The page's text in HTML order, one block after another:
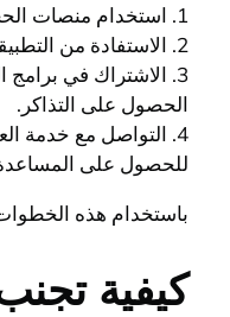
1. استخدام منصات الحجز عبر الإنترنت: يمكن للمسافرين البحث عن العروض والتوفرات وحجز تذاكر السفر عبر الإنترنت لتسهيل عملية الحصول على التذاكر بشكل أسرع وأسهل.
2. الاستفادة من التطبيقات الذكية: يمكن للمسافرين تحميل تطبيقات الحجز والطيران لتلقي تنبيهات فورية بشأن عروض الحجز وتحديثات الرحلات وذلك لتسريع عملية الحصول على التذاكر.
3. الاشتراك في
الحصول على التذاكر.
4. التواصل مع خدمة
للحصول على المساعدة
باستخدام هذه
كيفية